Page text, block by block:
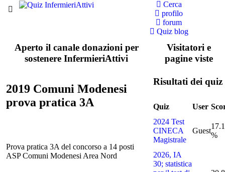
Cerca
profilo
forum
Quiz blog
Aperto il canale donazioni per
sostenere InfermieriAttivi
2019 Comuni Modenesi
prova pratica 3A
Prova pratica 3A del concorso a 14 posti
ASP Comuni Modenesi Area Nord
Visitatori e
pagine viste
Risultati dei quiz
Quiz User
2024 Test
CINECA
Magistrale
Guest
%
2026, IA
30; statistica